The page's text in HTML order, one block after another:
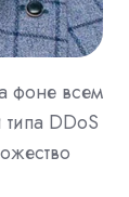
фоне всем
типа DDoS